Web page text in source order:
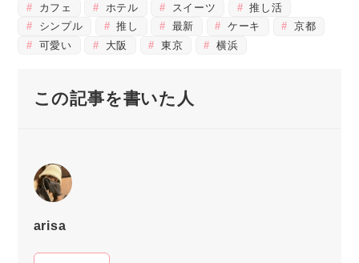
カフェ ホテル スイーツ
推し活
シンプル
推し 最新 ケーキ
京都
可愛い
大阪 東京 横浜
この記事を書いた人
arisa